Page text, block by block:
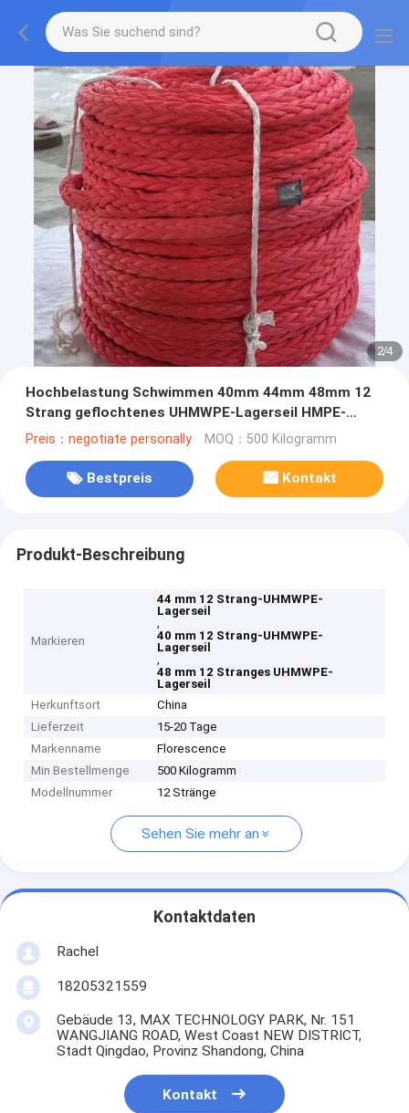
2/4
Hochbelastung Schwimmen 40mm 44mm 48mm 12
Strang geflochtenes UHMWPE-Lagerseil HMPE-
Schleppseil
Preis：negotiate personally MOQ：500 Kilogramm
Bestpreis Kontakt
Produkt-Beschreibung
Markieren
44 mm 12 Strang-UHMWPE-
Lagerseil
,
40 mm 12 Strang-UHMWPE-
Lagerseil
,
48 mm 12 Stranges UHMWPE-
Lagerseil
Herkunftsort
China
Lieferzeit
15-20 Tage
Markenname
Florescence
Min Bestellmenge
500 Kilogramm
Modellnummer
12 Stränge
Sehen Sie mehr an
Kontaktdaten
Rachel
18205321559
Gebäude 13, MAX TECHNOLOGY PARK, Nr. 151
WANGJIANG ROAD, West Coast NEW DISTRICT,
Stadt Qingdao, Provinz Shandong, China
Kontakt